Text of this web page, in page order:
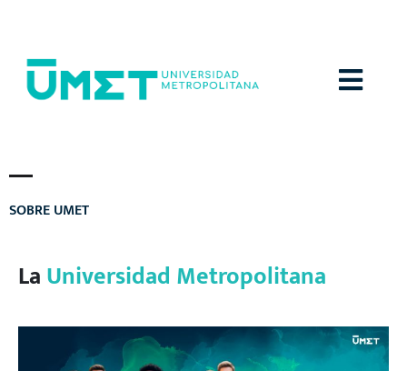
SOBREUMET
LaUniversidad Metropolitana